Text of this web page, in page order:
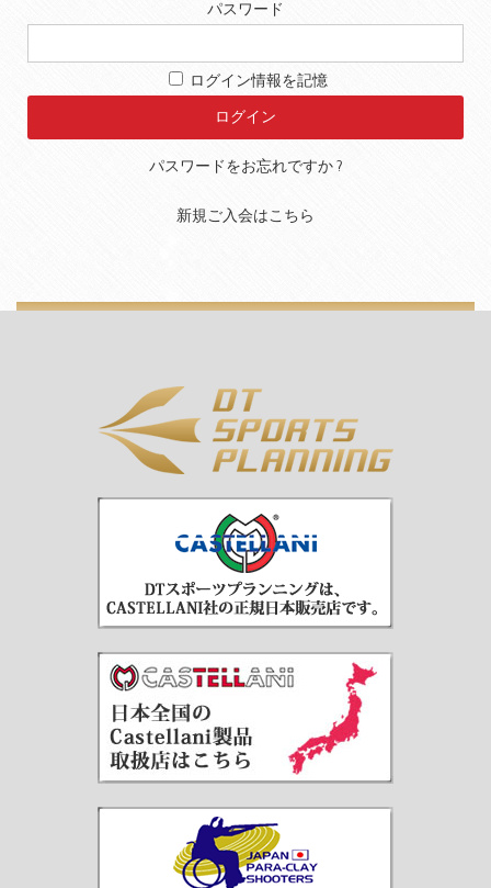
パスワード
ログイン情報を記憶
パスワードをお忘れですか ?
新規ご入会はこちら